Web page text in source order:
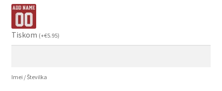
Tiskom (+€5.95)
Imei / Številka